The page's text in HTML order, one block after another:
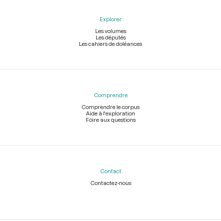
Explorer
Les volumes
Les députés
Les cahiers de doléances
Comprendre
Comprendre le corpus
Aide à l'exploration
Foire aux questions
Contact
Contactez-nous
Légal